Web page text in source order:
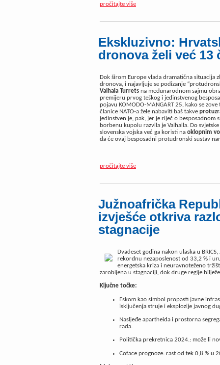
pročitajte više
Ekskluzivno:
dronova želi već 13
Dok širom Europe vlada dramatična situacija
dronova, i najavljuje se podizanje
Valhala Turrets na međunarodnom sajmu
premijeru prvog teškog i jedinstvenog
pojavu KOMODO-MANGART 25, kako se
članice NATO-a žele nabaviti baš takve
jedinstven je, pak, jer je riječ o besposadnom
borbenu kupolu razvila je Valhalla. Do
slovenska vojska već ga koristi na oklopnim
da će ovaj besposadni protudronski sustav
pročitajte više
Južnoafrička
izvješće otkriva
stagnacije
Dvadeset godina nakon ulaska u
rekordnu nezaposlenost od 33,2 % i
energetska kriza i neuravnoteženo
zarobljena u stagnaciji, dok druge regije
Ključne točke:
Eskom kao simbol propasti javne
isključenja struje i eksplozije javnog
Nasljeđe apartheida i prostorna
rada.
Politička prekretnica 2024.: može li
Coface prognoze: rast od tek 0,8 % u